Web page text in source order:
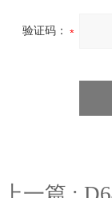
验证码：